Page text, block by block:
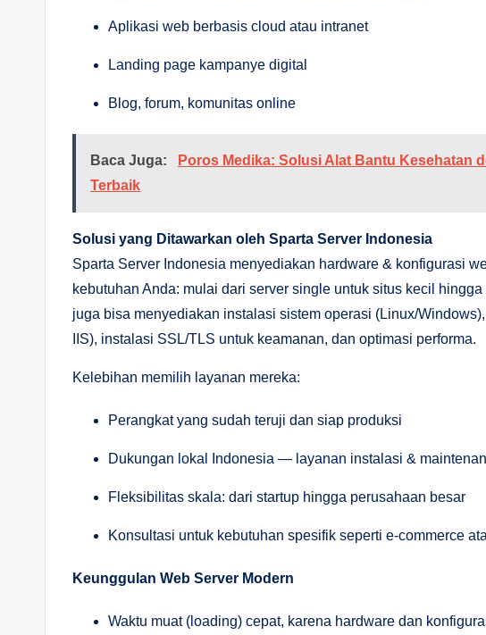
Aplikasi web berbasis cloud atau intranet
Landing page kampanye digital
Blog, forum, komunitas online
Baca Juga:
Poros Medika: Solusi Alat Bantu Kesehatan
Terbaik
Solusi yang Ditawarkan oleh Sparta Server Indonesia
Sparta Server Indonesia menyediakan hardware & konfigurasi
kebutuhan Anda: mulai dari server single untuk situs kecil
juga bisa menyediakan instalasi sistem operasi (Linux/
IIS), instalasi SSL/TLS untuk keamanan, dan optimasi performa.
Kelebihan memilih layanan mereka:
Perangkat yang sudah teruji dan siap produksi
Dukungan lokal Indonesia — layanan instalasi &
Fleksibilitas skala: dari startup hingga perusahaan besar
Konsultasi untuk kebutuhan spesifik seperti e-commerce
Keunggulan Web Server Modern
Waktu muat (loading) cepat, karena hardware dan